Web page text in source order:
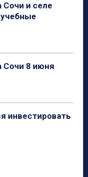
Сочи и селе
Сочи 8 июня
инвестировать